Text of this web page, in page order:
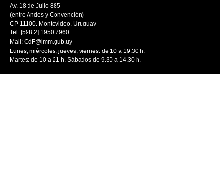
Av. 18 de Julio 885
(entre Andes y Convención)
CP 11100. Montevideo. Uruguay
Tel: [598 2] 1950 7960
Mail: CdF@imm.gub.uy
Lunes, miércoles, jueves, viernes: de 10 a 19.30 h.
Martes: de 10 a 21 h. Sábados de 9.30 a 14.30 h.